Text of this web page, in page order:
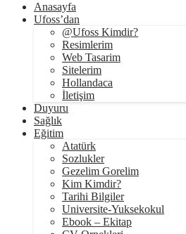
Anasayfa
Ufoss’dan
@Ufoss Kimdir?
Resimlerim
Web Tasarim
Sitelerim
Hollandaca
İletişim
Duyuru
Sağlık
Eğitim
Atatürk
Sozlukler
Gezelim Gorelim
Kim Kimdir?
Tarihi Bilgiler
Universite-Yuksekokul
Ebook – Ekitap